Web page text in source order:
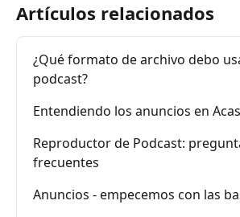
Artículos relacionados
¿Qué formato de archivo debo
podcast?
Entendiendo los anuncios en
Reproductor de Podcast:
frecuentes
Anuncios - empecemos con las